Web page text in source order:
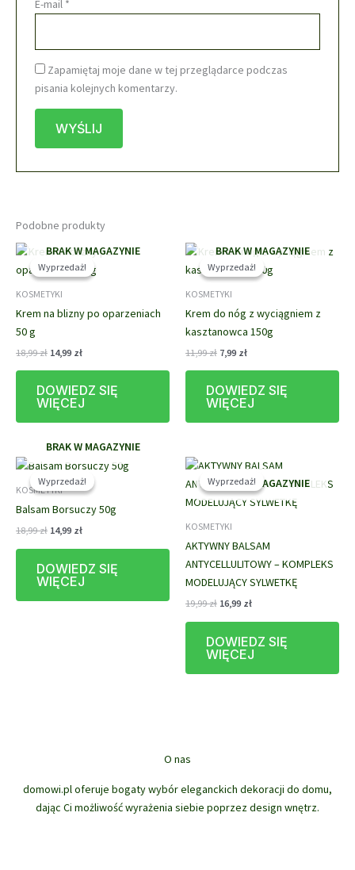
E-mail *
Zapamiętaj moje dane w tej przeglądarce podczas
pisania kolejnych komentarzy.
Podobne produkty
Wyprzedaż!
BRAK W MAGAZYNIE
Wyprzedaż!
KOSMETYKI
Krem na blizny po oparzeniach
50 g
18,99zł Pierwotna
18,99 zł.
14,99 złAktualna
14,99 zł.
DOWIEDZ SIĘ
WIĘCEJ
Wyprzedaż!
BRAK W MAGAZYNIE
Wyprzedaż!
KOSMETYKI
Krem do nóg z wyciągniem z
kasztanowca 150g
11,99zł Pierwotna
11,99 zł.
7,99 złAktualna
7,99 zł.
DOWIEDZ SIĘ
WIĘCEJ
Wyprzedaż!
BRAK W MAGAZYNIE
Wyprzedaż!
KOSMETYKI
Balsam Borsuczy 50g
18,99zł Pierwotna
18,99 zł.
14,99 złAktualna
14,99 zł.
DOWIEDZ SIĘ
WIĘCEJ
Wyprzedaż!
BRAK W MAGAZYNIE
Wyprzedaż!
KOSMETYKI
AKTYWNY BALSAM
ANTYCELLULITOWY – KOMPLEKS
MODELUJĄCY SYLWETKĘ
19,99zł Pierwotna
19,99 zł.
16,99 złAktualna
16,99 zł.
DOWIEDZ SIĘ
WIĘCEJ
O nas
domowi.pl oferuje bogaty wybór eleganckich dekoracji do domu,
dając Ci możliwość wyrażenia siebie poprzez design wnętrz.